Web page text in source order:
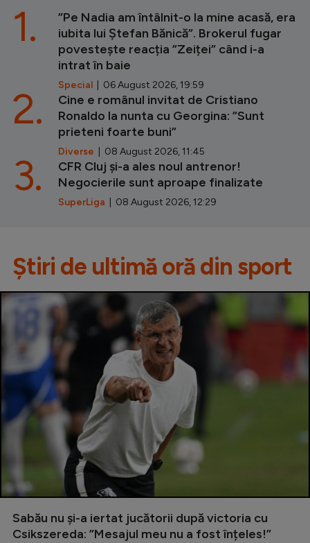
”Pe Nadia am întâlnit-o la mine acasă, era
iubita lui Ștefan Bănică”. Brokerul fugar
povestește reacția ”Zeiței” când i-a
intrat în baie
Special | 06 August 2026, 19:59
1.
Cine e românul invitat de Cristiano
Ronaldo la nunta cu Georgina: ”Sunt
prieteni foarte buni”
Diverse | 08 August 2026, 11:45
2.
CFR Cluj și-a ales noul antrenor!
Negocierile sunt aproape finalizate
SuperLiga | 08 August 2026, 12:29
3.
Știri de ultimă oră din sport
Sabău nu și-a iertat jucătorii după victoria cu
Csikszereda: ”Mesajul meu nu a fost înțeles!”